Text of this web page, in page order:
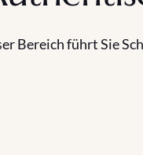
Bereich führt Sie